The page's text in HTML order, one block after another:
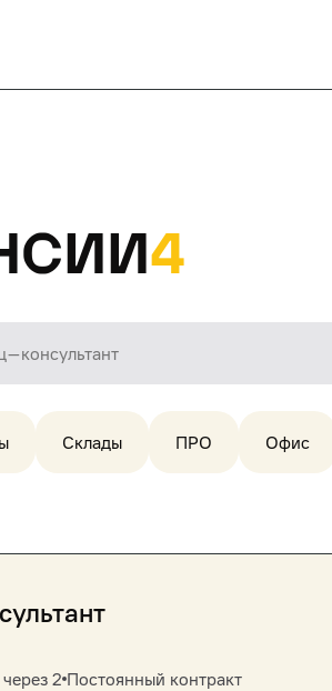
4
Склады ПРО Офис
2 Постоянный контракт